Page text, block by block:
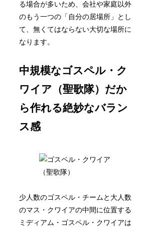
る場合が多いため、会社や家庭以外
のもう一つの「自分の居場所」とし
て、無くてはならない大切な場所に
なります。
中規模なゴスペル・ク
ワイア（聖歌隊）だか
ら作れる絶妙なバラン
ス感
少人数のゴスペル・チームと大人数
のマス・クワイアの中間に位置する
ミディアム・ゴスペル・クワイアは